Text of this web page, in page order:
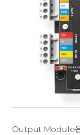
Output Module은